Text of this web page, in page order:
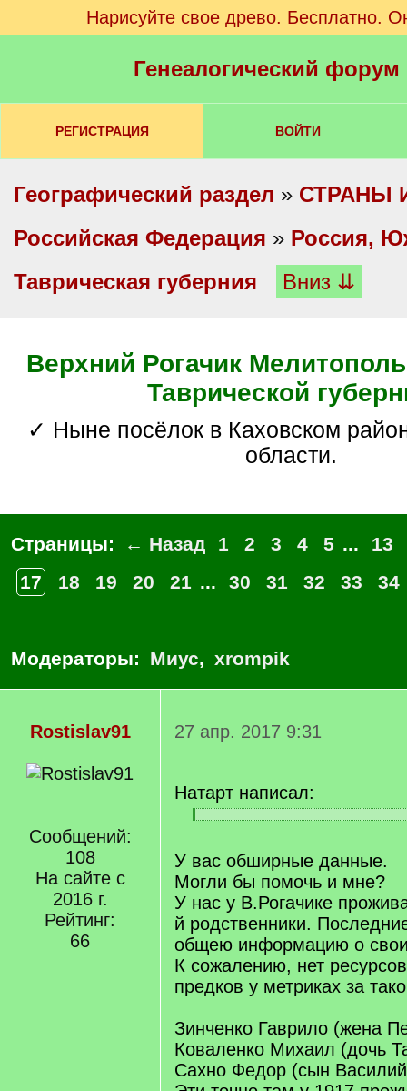
Нарисуйте свое древо. Бесплатно.
Генеалогический
РЕГИСТРАЦИЯ ВОЙТИ
Географический раздел » СТРАНЫ
Российская Федерация » Россия,
Таврическая губерния
Вниз ⇊
Верхний Рогачик
Таврической
✓ Ныне посёлок в Каховском районе Херсонской
области.
Страницы: ← Назад 1 2 3 4 5 ...
13
17
18 19 20 21 ... 30 31 32 33 34
Модераторы: Миус, xrompik
Rostislav91
Сообщений:
108
На сайте с
2016 г.
Рейтинг:
66
27 апр. 2017 9:31
Натарт написал:
[[
q
]
У вас обширные данные.
Могли бы помочь и мне?
У нас у В.Рогачике
й родственники.
общею информацию о
К сожалению, нет
предков у метриках за
Зинченко Гаврило (жена
Коваленко Михаил (дочь
Сахно Федор (сын